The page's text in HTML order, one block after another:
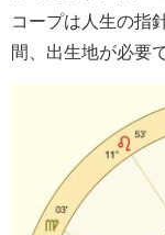
コープは人生の指
間、出生地が必要